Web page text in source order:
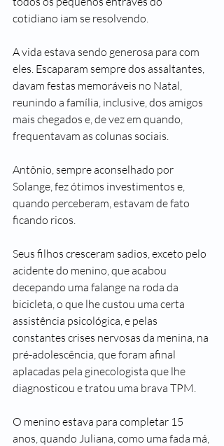
cotidiano iam se resolvendo.
A vida estava sendo generosa para com
eles. Escaparam sempre dos assaltantes,
davam festas memoráveis no Natal,
reunindo a família, inclusive, dos amigos
mais chegados e, de vez em quando,
frequentavam as colunas sociais.
Antônio, sempre aconselhado por
Solange, fez ótimos investimentos e,
quando perceberam, estavam de fato
ficando ricos.
Seus filhos cresceram sadios, exceto pelo
acidente do menino, que acabou
decepando uma falange na roda da
bicicleta, o que lhe custou uma certa
assistência psicológica, e pelas
constantes crises nervosas da menina, na
pré-adolescência, que foram afinal
aplacadas pela ginecologista que lhe
diagnosticou e tratou uma brava TPM.
O menino estava para completar 15
anos, quando Juliana, como uma fada má,